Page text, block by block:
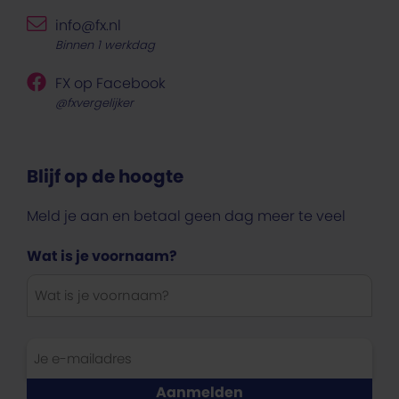
Blijf op de hoogte
Meld je aan en betaal geen dag meer te veel
Wat is je voornaam?
info@fx.nl
Binnen 1 werkdag
FX op Facebook
@fxvergelijker